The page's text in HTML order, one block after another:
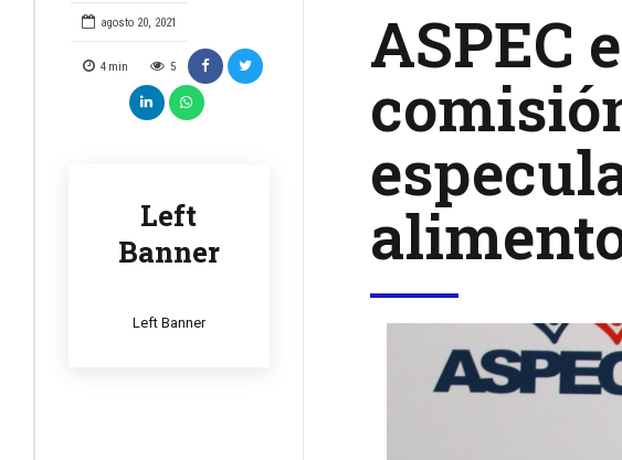
agosto 20, 2021
4 min 5
Left
Banner
Left Banner
ASPEC